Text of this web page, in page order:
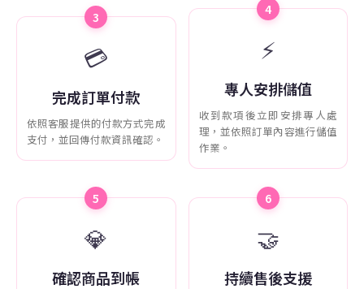
3
💳
完成訂單付款
依照客服提供的付款方式完成
支付，並回傳付款資訊確認。
4
⚡
專人安排儲值
收到款項後立即安排專人處
理，並依照訂單內容進行儲值
作業。
5
💎
確認商品到帳
6
🤝
持續售後支援